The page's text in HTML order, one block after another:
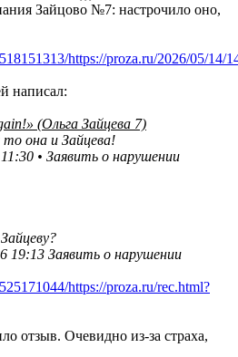
Зайцово №7: настрочило оно,
https://proza.ru/2026/05/14/
написал:
(Ольга Зайцева 7)
она и Зайцева!
• Заявить о нарушении
19:13 Заявить о нарушении
https://proza.ru/rec.html?
отзыв. Очевидно из-за страха,